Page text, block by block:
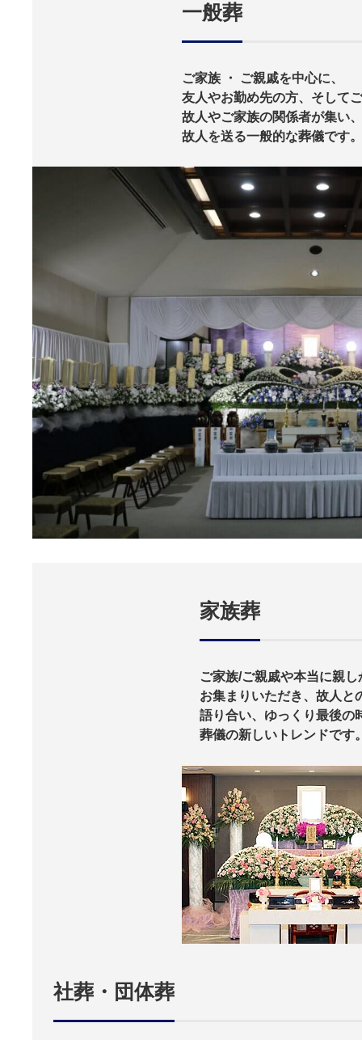
一般葬
ご家族 ・ ご親戚を中心に、
友人やお勤め先の方、 そして
故人やご家族の関係者が集い、
故人を送る一般的な葬儀です。
家族葬
ご家族/ご親戚や本当に親
お集まりいただき、故人と
語り合い、ゆっくり最後の
葬儀の新しいトレンドです
社葬・団体葬